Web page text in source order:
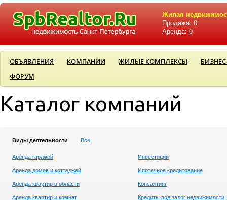
Жилая
Продажа: 0
Аренда: 0
ОБЪЯВЛЕНИЯ КОМПАНИИ ЖИЛЫЕ КОМПЛЕКСЫ
ФОРУМ
Каталог компаний
Виды деятельности Все
Аренда гаражей
Аренда домов и коттеджей
Аренда квартир в области
Аренда квартир и комнат
Инвестиции
Ипотечное кредитование
Консалтинг
Кредиты под залог недвижимости